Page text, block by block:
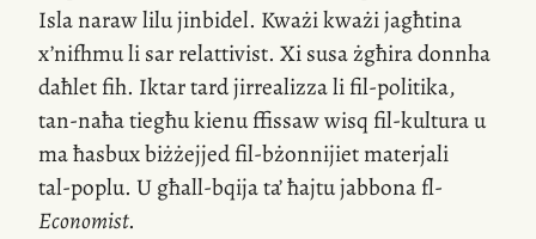
Isla naraw lilu jinbidel. Kważi kważi jagħtina
x’nifhmuli sar relattivist. Xi susa żgħira donnha
daħlet fih. Iktar tard jirrealizza lifil-politika,
tan-naħatiegħu kienu ffissaw wisq fil-kulturau
ma ħasbux biżżejjedfil-bżonnijietmaterjali
tal-poplu. U għall-bqija ta’ ħajtu jabbonafl-
Economist.